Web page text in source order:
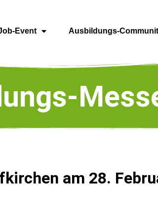
Event Ausbildungs-
am 28.